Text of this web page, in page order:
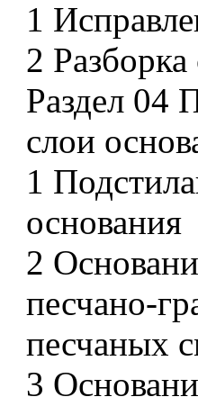
1
2
Раздел 04
слои
1
основания
2
песчано-
песчаных
3